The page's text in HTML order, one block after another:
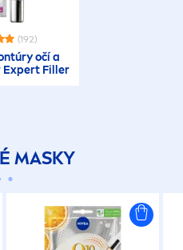
(192)
očí a
Expert Filler
MASKY